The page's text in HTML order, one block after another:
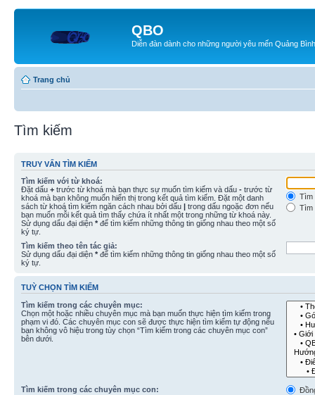
QBO
Diễn đàn dành cho những người yêu mến Quảng Bình
Trang chủ
Tìm kiếm
TRUY VẤN TÌM KIẾM
Tìm kiếm với từ khoá:
Đặt dấu + trước từ khoá mà bạn thực sự muốn tìm kiếm và dấu - trước từ
khoá mà bạn không muốn hiển thị trong kết quả tìm kiếm. Đặt một danh
sách từ khoá tìm kiếm ngăn cách nhau bởi dấu | trong dấu ngoặc đơn nếu
bạn muốn mỗi kết quả tìm thấy chứa ít nhất một trong những từ khoá này.
Sử dụng dấu đại diện * để tìm kiếm những thông tin giống nhau theo một số
ký tự.
Tìm
Tìm
Tìm kiếm theo tên tác giả:
Sử dụng dấu đại diện * để tìm kiếm những thông tin giống nhau theo một số
ký tự.
TUỲ CHỌN TÌM KIẾM
Tìm kiếm trong các chuyên mục:
Chọn một hoặc nhiều chuyên mục mà bạn muốn thực hiện tìm kiếm trong
phạm vi đó. Các chuyên mục con sẽ được thực hiện tìm kiếm tự động nếu
bạn không vô hiệu trong tùy chọn “Tìm kiếm trong các chuyên mục con”
bên dưới.
Tìm kiếm trong các chuyên mục con: